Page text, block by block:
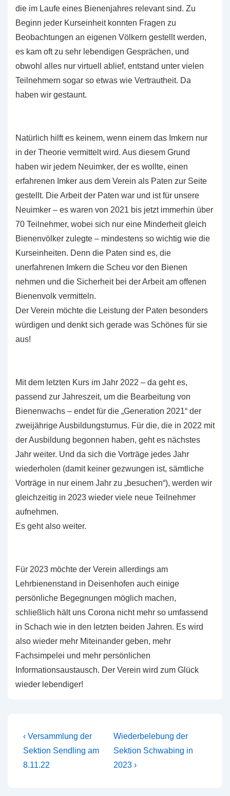
die im Laufe eines Bienenjahres relevant sind. Zu
Beginn jeder Kurseinheit konnten Fragen zu
Beobachtungen an eigenen Völkern gestellt werden,
es kam oft zu sehr lebendigen Gesprächen, und
obwohl alles nur virtuell ablief, entstand unter vielen
Teilnehmern sogar so etwas wie Vertrautheit. Da
haben wir gestaunt.
Natürlich hilft es keinem, wenn einem das Imkern nur
in der Theorie vermittelt wird. Aus diesem Grund
haben wir jedem Neuimker, der es wollte, einen
erfahrenen Imker aus dem Verein als Paten zur Seite
gestellt. Die Arbeit der Paten war und ist für unsere
Neuimker – es waren von 2021 bis jetzt immerhin über
70 Teilnehmer, wobei sich nur eine Minderheit gleich
Bienenvölker zulegte – mindestens so wichtig wie die
Kurseinheiten. Denn die Paten sind es, die
unerfahrenen Imkern die Scheu vor den Bienen
nehmen und die Sicherheit bei der Arbeit am offenen
Bienenvolk vermitteln.
Der Verein möchte die Leistung der Paten besonders
würdigen und denkt sich gerade was Schönes für sie
aus!
Mit dem letzten Kurs im Jahr 2022 – da geht es,
passend zur Jahreszeit, um die Bearbeitung von
Bienenwachs – endet für die „Generation 2021“ der
zweijährige Ausbildungsturnus. Für die, die in 2022 mit
der Ausbildung begonnen haben, geht es nächstes
Jahr weiter. Und da sich die Vorträge jedes Jahr
wiederholen (damit keiner gezwungen ist, sämtliche
Vorträge in nur einem Jahr zu „besuchen“), werden wir
gleichzeitig in 2023 wieder viele neue Teilnehmer
aufnehmen.
Es geht also weiter.
Für 2023 möchte der Verein allerdings am
Lehrbienenstand in Deisenhofen auch einige
persönliche Begegnungen möglich machen,
schließlich hält uns Corona nicht mehr so umfassend
in Schach wie in den letzten beiden Jahren. Es wird
also wieder mehr Miteinander geben, mehr
Fachsimpelei und mehr persönlichen
Informationsaustausch. Der Verein wird zum Glück
wieder lebendiger!
Beitragsnavigation
Vorheriger
Beitrag
ist
‹ Versammlung der
Sektion Sendling am
8.11.22
Nächster
Beitrag
ist
Wiederbelebung der
Sektion Schwabing in
2023 ›